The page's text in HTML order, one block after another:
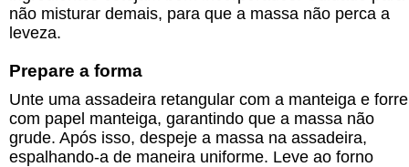
não misturar demais, para que a massa não perca a
leveza.
Prepare a forma
Unte uma assadeira retangular com a manteiga e forre
com papel manteiga, garantindo que a massa não
grude. Após isso, despeje a massa na assadeira,
espalhando-a de maneira uniforme. Leve ao forno